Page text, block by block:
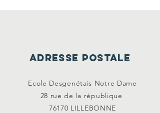
ADRESSE POSTALE
Ecole Desgenétais Notre Dame
28 rue de la république
76170 LILLEBONNE